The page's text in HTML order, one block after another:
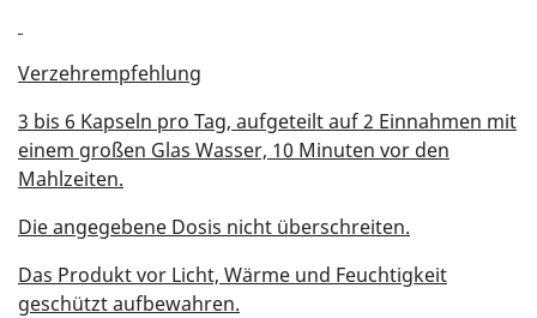
Verzehrempfehlung
3 bis 6 Kapseln pro Tag, aufgeteilt auf 2 Einnahmen mit
einem großen Glas Wasser, 10 Minuten vor den
Mahlzeiten.
Die angegebene Dosis nicht überschreiten.
Das Produkt vor Licht, Wärme und Feuchtigkeit
geschützt aufbewahren.